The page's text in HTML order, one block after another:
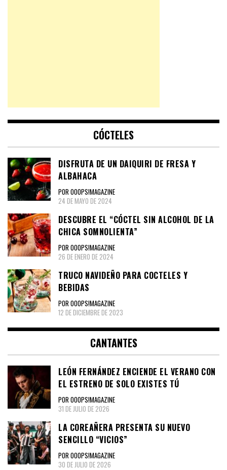
CÓCTELES
DISFRUTA DE UN DAIQUIRI DE FRESA Y
ALBAHACA
POR OOOPS!MAGAZINE
24 DE MAYO DE 2024
DESCUBRE EL “CÓCTEL SIN ALCOHOL DE LA
CHICA SOMNOLIENTA”
POR OOOPS!MAGAZINE
26 DE ENERO DE 2024
TRUCO NAVIDEÑO PARA COCTELES Y
BEBIDAS
POR OOOPS!MAGAZINE
12 DE DICIEMBRE DE 2023
CANTANTES
LEÓN FERNÁNDEZ ENCIENDE EL VERANO CON
EL ESTRENO DE SOLO EXISTES TÚ
POR OOOPS!MAGAZINE
31 DE JULIO DE 2026
LA COREAÑERA PRESENTA SU NUEVO
SENCILLO “VICIOS”
POR OOOPS!MAGAZINE
30 DE JULIO DE 2026